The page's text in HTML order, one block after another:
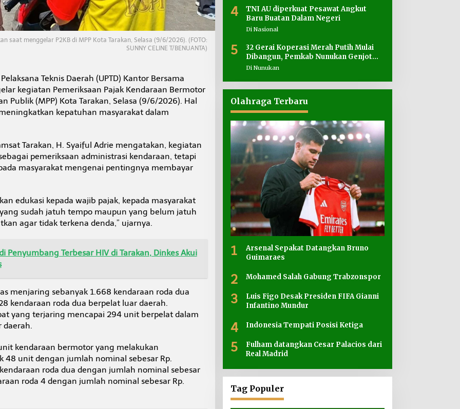
saat menggelar P2KB di MPP Kota Tarakan, Selasa (9/6/2026). (FOTO:
SUNNY CELINE T/BENUANTA)
Teknis Daerah (UPTD) Kantor Bersama
kegiatan Pemeriksaan Pajak Kendaraan Bermotor
Publik (MPP) Kota Tarakan, Selasa (9/6/2026). Hal
kepatuhan masyarakat dalam
Tarakan, H. Syaiful Adrie mengatakan, kegiatan
pemeriksaan administrasi kendaraan, tetapi
masyarakat mengenai pentingnya membayar
edukasi kepada wajib pajak, kepada masyarakat
sudah jatuh tempo maupun yang belum jatuh
agar tidak terkena denda,” ujarnya.
Penyumbang Terbesar HIV di Tarakan, Dinkes Akui
menjaring sebanyak 1.668 kendaraan roda dua
kendaraan roda dua berpelat luar daerah.
yang terjaring mencapai 294 unit berpelat dalam
daerah.
kendaraan bermotor yang melakukan
48 unit dengan jumlah nominal sebesar Rp.
roda dua dengan jumlah nominal sebesar
roda 4 dengan jumlah nominal sebesar Rp.
4
TNI AU diperkuat Pesawat Angkut
Baru Buatan Dalam Negeri
Di Nasional
5
32 Gerai Koperasi Merah Putih Mulai
Dibangun, Pemkab Nunukan Genjot
Penyediaan Lahan
Di Nunukan
Olahraga Terbaru
1
Arsenal Sepakat Datangkan Bruno
Guimaraes
2 Mohamed Salah Gabung Trabzonspor
3
Luis Figo Desak Presiden FIFA Gianni
Infantino Mundur
4 Indonesia Tempati Posisi Ketiga
5
Fulham datangkan Cesar Palacios dari
Real Madrid
Tag Populer